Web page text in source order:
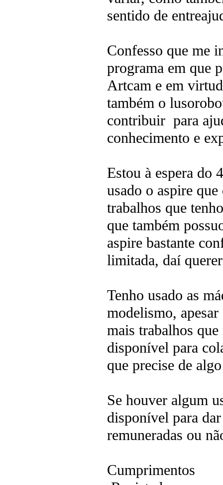
sentido de
Confesso que me
programa em que
Artcam e em
também o
contribuir para
conhecimento e
Estou à espera do
usado o aspire
trabalhos que
que também
aspire bastante
limitada, daí
Tenho usado as
modelismo,
mais trabalhos
disponível para
que precise de
Se houver algum
disponível para
remuneradas ou
Cumprimentos